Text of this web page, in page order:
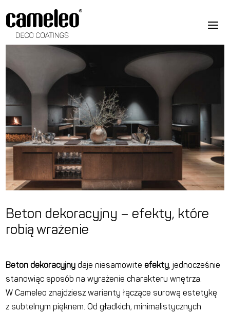
Beton dekoracyjny – efekty, które
robią wrażenie
Beton dekoracyjny daje niesamowiteefekty, jednocześnie
stanowiąc sposób na wyrażenie charakteru wnętrza.
W Cameleo znajdziesz wariantyłączące surową estetykę
z subtelnym pięknem. Od gładkich, minimalistycznych